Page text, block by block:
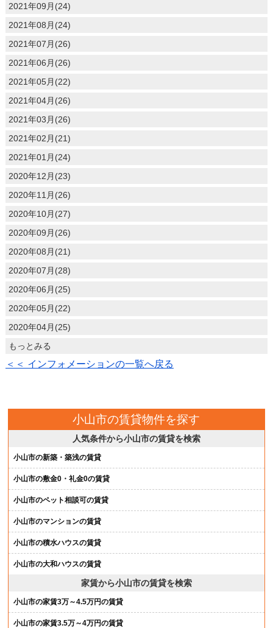
2021年09月(24)
2021年08月(24)
2021年07月(26)
2021年06月(26)
2021年05月(22)
2021年04月(26)
2021年03月(26)
2021年02月(21)
2021年01月(24)
2020年12月(23)
2020年11月(26)
2020年10月(27)
2020年09月(26)
2020年08月(21)
2020年07月(28)
2020年06月(25)
2020年05月(22)
2020年04月(25)
もっとみる
＜＜ インフォメーションの一覧へ戻る
小山市の賃貸物件を探す
人気条件から小山市の賃貸を検索
小山市の新築・築浅の賃貸
小山市の敷金0・礼金0の賃貸
小山市のペット相談可の賃貸
小山市のマンションの賃貸
小山市の積水ハウスの賃貸
小山市の大和ハウスの賃貸
家賃から小山市の賃貸を検索
小山市の家賃3万～4.5万円の賃貸
小山市の家賃3.5万～4万円の賃貸